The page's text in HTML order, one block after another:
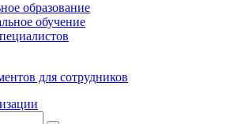
образование
обучение
для сотрудников